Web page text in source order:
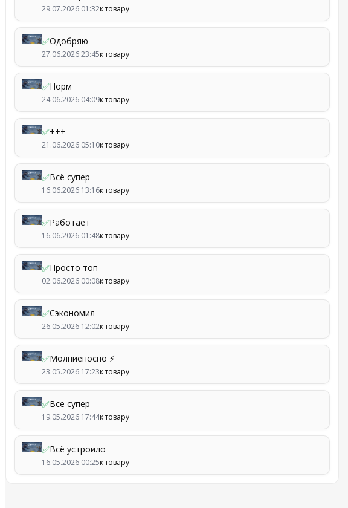
29.07.2026 01:32к товару
✅Одобряю
27.06.2026 23:45к товару
✅Норм
24.06.2026 04:09к товару
✅+++
21.06.2026 05:10к товару
✅Всё супер
16.06.2026 13:16к товару
✅Работает
16.06.2026 01:48к товару
✅Просто топ
02.06.2026 00:08к товару
✅Сэкономил
26.05.2026 12:02к товару
✅Молниеносно ⚡
23.05.2026 17:23к товару
✅Все супер
19.05.2026 17:44к товару
✅Всё устроило
16.05.2026 00:25к товару